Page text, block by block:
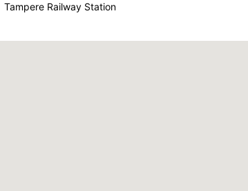
Tampere Railway Station